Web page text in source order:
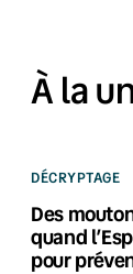
À la
DÉCRYPTAGE
Des
quand
pour